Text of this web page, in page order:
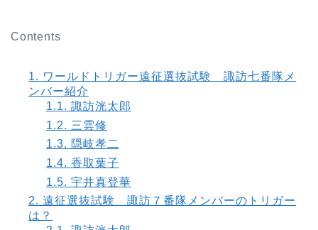
Contents
1. ワールドトリガー遠征選抜試験 諏訪七番隊メ
ンバー紹介
1.1. 諏訪洸太郎
1.2. 三雲修
1.3. 隠岐孝二
1.4. 香取葉子
1.5. 宇井真登華
2. 遠征選抜試験 諏訪７番隊メンバーのトリガー
は？